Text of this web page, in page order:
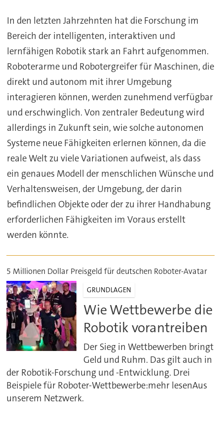
In den letzten Jahrzehnten hat die Forschung im
Bereich der intelligenten, interaktiven und
lernfähigen Robotik stark an Fahrt aufgenommen.
Roboterarme und Robotergreifer für Maschinen, die
direkt und autonom mit ihrer Umgebung
interagieren können, werden zunehmend verfügbar
und erschwinglich. Von zentraler Bedeutung wird
allerdings in Zukunft sein, wie solche autonomen
Systeme neue Fähigkeiten erlernen können, da die
reale Welt zu viele Variationen aufweist, als dass
ein genaues Modell der menschlichen Wünsche und
Verhaltensweisen, der Umgebung, der darin
befindlichen Objekte oder der zu ihrer Handhabung
erforderlichen Fähigkeiten im Voraus erstellt
werden könnte.
5 Millionen Dollar Preisgeld für deutschen Roboter-Avatar
GRUNDLAGEN
Wie Wettbewerbe die
Robotik vorantreiben
Der Sieg in Wettbewerben bringt
Geld und Ruhm. Das gilt auch in
der Robotik-Forschung und -Entwicklung. Drei
Beispiele für Roboter-Wettbewerbe:mehr lesenAus
unserem Netzwerk.